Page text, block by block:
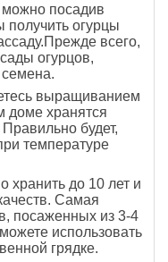
можно посадив
получить огурцы
всего,
огурцов,
выращиванием
доме хранятся
будет,
температуре
хранить до 10 лет и
Самая
посаженных из 3-4
использовать
грядке.